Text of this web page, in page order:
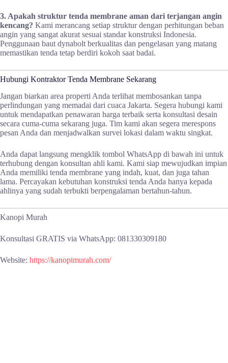
3. Apakah struktur tenda membrane aman dari terjangan angin
kencang? Kami merancang setiap struktur dengan perhitungan beban
angin yang sangat akurat sesuai standar konstruksi Indonesia.
Penggunaan baut dynabolt berkualitas dan pengelasan yang matang
memastikan tenda tetap berdiri kokoh saat badai.
Hubungi Kontraktor Tenda Membrane Sekarang
Jangan biarkan area properti Anda terlihat membosankan tanpa
perlindungan yang memadai dari cuaca Jakarta. Segera hubungi kami
untuk mendapatkan penawaran harga terbaik serta konsultasi desain
secara cuma-cuma sekarang juga. Tim kami akan segera merespons
pesan Anda dan menjadwalkan survei lokasi dalam waktu singkat.
Anda dapat langsung mengklik tombol WhatsApp di bawah ini untuk
terhubung dengan konsultan ahli kami. Kami siap mewujudkan impian
Anda memiliki tenda membrane yang indah, kuat, dan juga tahan
lama. Percayakan kebutuhan konstruksi tenda Anda hanya kepada
ahlinya yang sudah terbukti berpengalaman bertahun-tahun.
Kanopi Murah
Konsultasi GRATIS via WhatsApp: 081330309180
Website: https://kanopimurah.com/